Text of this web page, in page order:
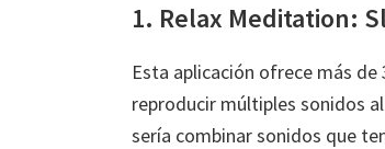
1. Relax Meditation:
Esta aplicación ofrece más
reproducir múltiples sonidos
sería combinar sonidos que